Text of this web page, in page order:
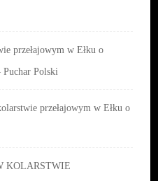
przełajowym w Ełku o
Puchar Polski
przełajowym w Ełku o
KOLARSTWIE